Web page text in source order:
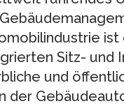
ist
Sitz- und
und
der